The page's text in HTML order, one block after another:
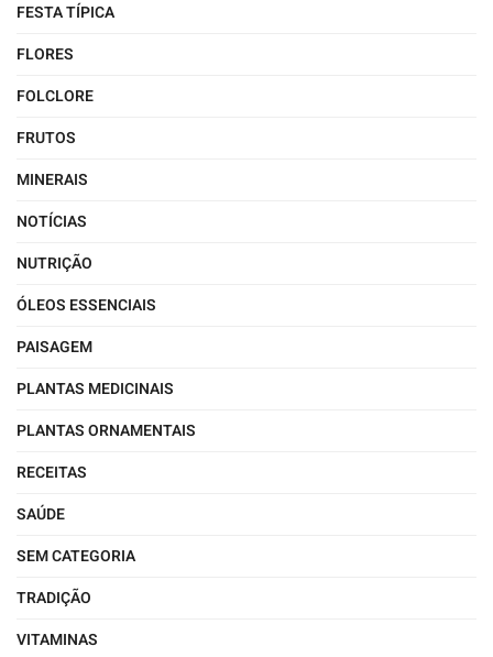
FESTA TÍPICA
FLORES
FOLCLORE
FRUTOS
MINERAIS
NOTÍCIAS
NUTRIÇÃO
ÓLEOS ESSENCIAIS
PAISAGEM
PLANTAS MEDICINAIS
PLANTAS ORNAMENTAIS
RECEITAS
SAÚDE
SEM CATEGORIA
TRADIÇÃO
VITAMINAS